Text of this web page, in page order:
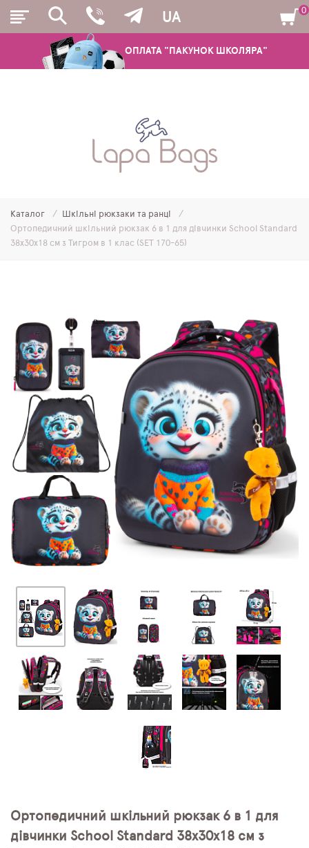
ОПЛАТА "ПАКУНОК ШКОЛЯРА"
UA
ШКІЛЬНІ РЮКЗАКИ ТА РАНЦІ
МОЛОДІЖНІ РЮКЗАКИ
ПЛЯШКИ ДЛЯ ВОДИ
DELUNE
SCHOOL STANDARD
SKYNAME
РОЗПРОДАЖ
0
Каталог
Шкільні рюкзаки та ранці
Ортопедичний шкільний рюкзак 6 в 1 для дівчинки School Standard
38х30х18 см з Тигром в 1 клас (SET 170-65)
Ортопедичний шкільний рюкзак 6 в 1 для
дівчинки School Standard 38х30х18 см з